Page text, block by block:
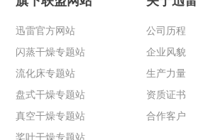
迅雷官方网站
闪蒸干燥专题站
流化床专题站
盘式干燥专题站
真空干燥专题站
桨叶干燥专题站
公司历程
企业风貌
生产力量
资质证书
合作客户